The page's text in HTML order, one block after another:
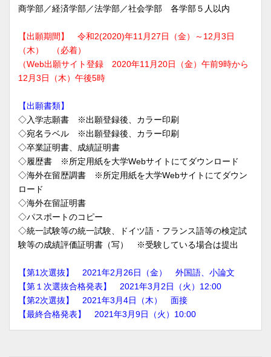
商学部／経済学部／法学部／社会学部 各学部５人以内
【出願期間】 令和2(2020)年11月27日（金）～12月3日
（木） （必着）
（Web出願サイト登録 2020年11月20日（金）午前9時から
12月3日（木）午後5時
【出願書類】
◇入学志願書 ※出願登録後、カラー印刷
◇宛名ラベル ※出願登録後、カラー印刷
◇卒業証明書、成績証明書
◇履歴書 ※所定用紙を大学Webサイトにてダウンロード
◇海外在留歴調書 ※所定用紙を大学Webサイトにてダウン
ロード
◇海外在留証明書
◇パスポートのコピー
◇統一試験等の統一試験、ドイツ語・フランス語等の検定試
験等の成績評価証明書（写） ※受験している場合は提出
【第1次選抜】 2021年2月26日（金） 外国語、小論文
【第１次選抜合格発表】 2021年3月2日（火）12:00
【第2次選抜】 2021年3月4日（木） 面接
【最終合格発表】 2021年3月9日（火）10:00